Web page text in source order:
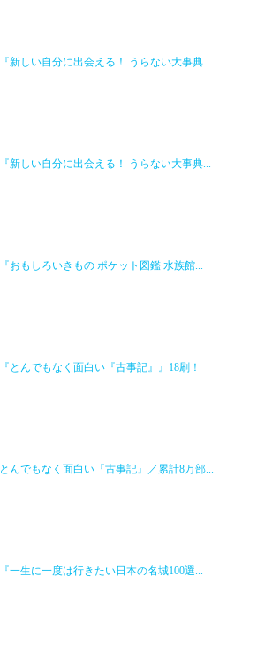
『新しい自分に出会える！ うらない大事典...
『新しい自分に出会える！ うらない大事典...
『おもしろいきもの ポケット図鑑 水族館...
『とんでもなく面白い『古事記』』18刷！
とんでもなく面白い『古事記』／累計8万部...
『一生に一度は行きたい日本の名城100選...